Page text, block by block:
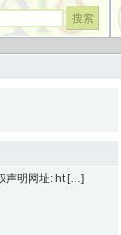
声明网址: ht […]